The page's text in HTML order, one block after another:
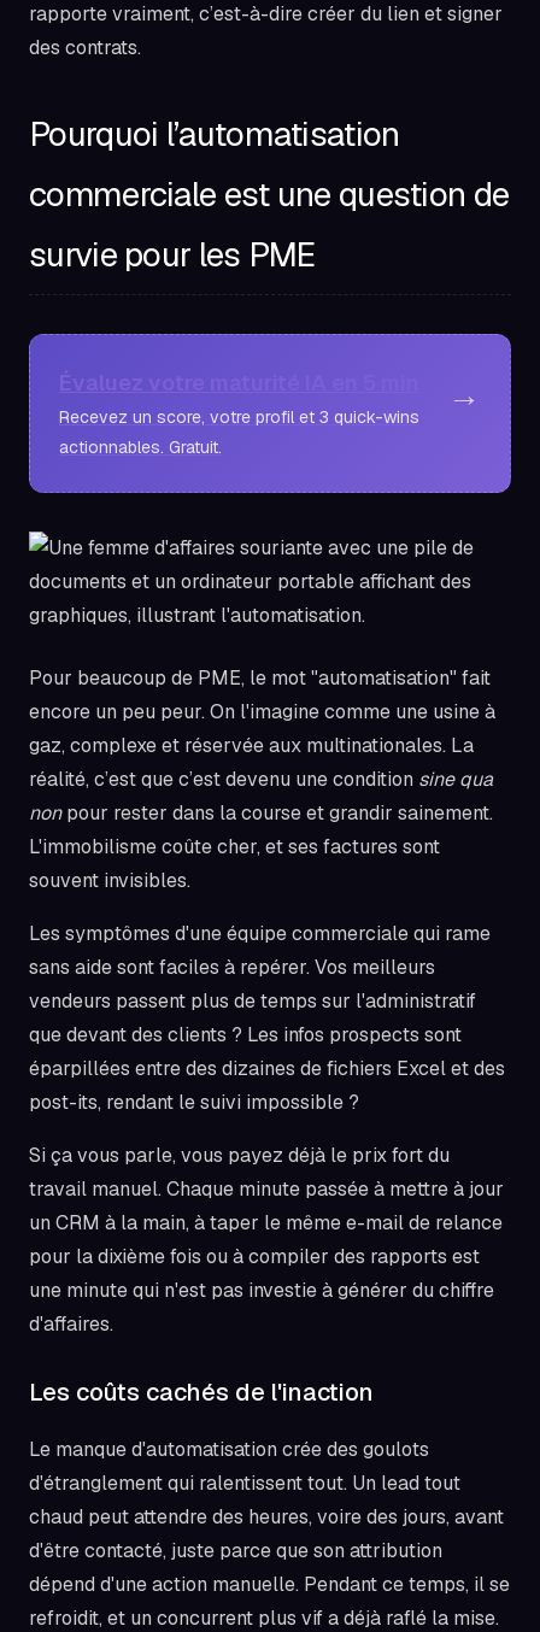
rapporte vraiment, c’est-à-dire créer du lien et signer
des contrats.
Pourquoi l’automatisation
commerciale est une question de
survie pour les PME
Évaluez votre maturité IA en 5 min
Recevez un score, votre profil et 3 quick-wins
actionnables. Gratuit.
→
Pour beaucoup de PME, le mot "automatisation" fait
encore un peu peur. On l'imagine comme une usine à
gaz, complexe et réservée aux multinationales. La
réalité, c’est que c’est devenu une condition sine qua
nonpour rester dans la course et grandir sainement.
L'immobilisme coûte cher, et ses factures sont
souvent invisibles.
Les symptômes d'une équipe commerciale qui rame
sans aide sont faciles à repérer. Vos meilleurs
vendeurs passent plus de temps sur l'administratif
que devant des clients ? Les infos prospects sont
éparpillées entre des dizaines de fichiers Excel et des
post-its, rendant le suivi impossible ?
Si ça vous parle, vous payez déjà le prix fort du
travail manuel. Chaque minute passée à mettre à jour
un CRM à la main, à taper le même e-mail de relance
pour la dixième fois ou à compiler des rapports est
une minute qui n'est pas investie à générer du chiffre
d'affaires.
Les coûts cachés de l'inaction
Le manque d'automatisation crée des goulots
d'étranglement qui ralentissent tout. Un lead tout
chaud peut attendre des heures, voire des jours, avant
d'être contacté, juste parce que son attribution
dépend d'une action manuelle. Pendant ce temps, il se
refroidit, et un concurrent plus vif a déjà raflé la mise.